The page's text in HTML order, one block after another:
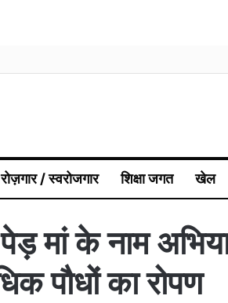
रोज़गार / स्वरोजगार शिक्षा जगत खेल
मां के नाम
पौधों का रोपण